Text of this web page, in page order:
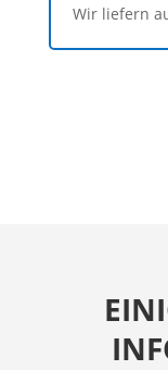
Wir liefern